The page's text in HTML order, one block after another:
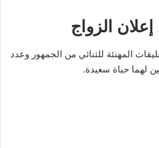
الزواج
المهنئة للثنائي من الجمهور وعدد
لهما حياة سعيدة.